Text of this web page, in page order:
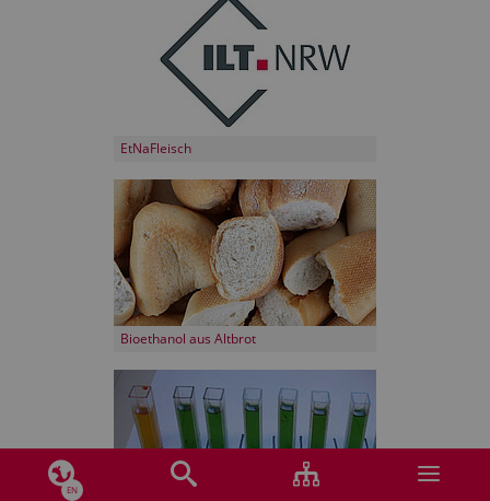
EN
EtNaFleisch
Bioethanol aus Altbrot